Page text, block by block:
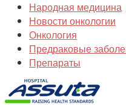
Народная медицина
Новости онкологии
Онкология
Предраковые
Препараты